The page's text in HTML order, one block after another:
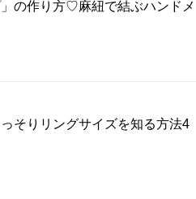
の作り方♡麻紐で結ぶハンドメ
そりリングサイズを知る方法4